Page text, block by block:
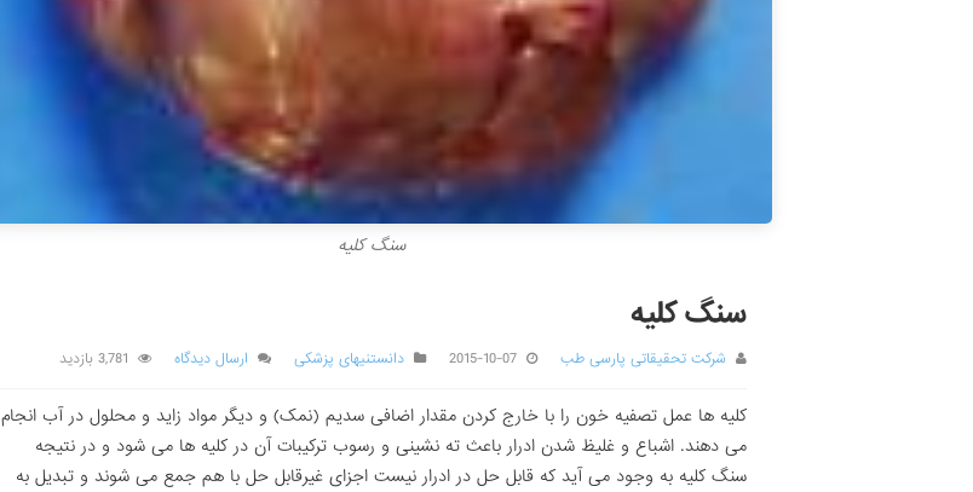
سنگ کلیه
سنگ کلیه
شرکت تحقیقاتی پارسی طب 2015-10-07 دانستنیهای پزشکی ارسال دیدگاه 3,781 بازدید
کلیه ها عمل تصفیه خون را با خارج کردن مقدار اضافی سدیم (نمک) و دیگر مواد زاید و محلول در آب انجام
می دهند. اشباع و غلیظ شدن ادرار باعث ته نشینی و رسوب ترکیبات آن در کلیه ها می شود و در نتیجه
سنگ کلیه به وجود می آید که قابل حل در ادرار نیست اجزای غیرقابل حل با هم جمع می شوند و تبدیل به